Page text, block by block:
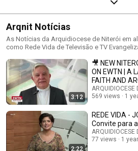
Arqnit Notícias
As Notícias da Arquidiocese de Niterói em alguns veículos católicos,
como Rede Vida de Televisão e TV
3:12
🎥 NEW
ON EWTN | A
FAITH AND
BRAZIL
ARQUIDIOCESE
569 views
1
2:22
REDE VIDA -
Convite para
ARQUIDIOCESE
77 views
1